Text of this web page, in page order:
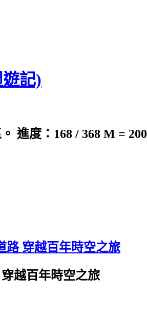
記)
進度：168 / 368 M = 200
路 穿越百年時空之旅
越百年時空之旅